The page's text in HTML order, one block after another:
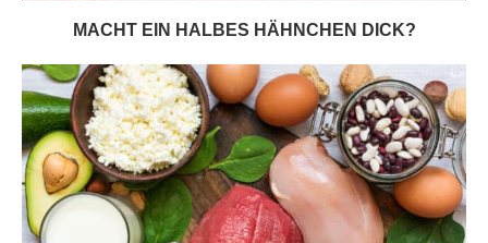
MACHT EIN HALBES HÄHNCHEN DICK?